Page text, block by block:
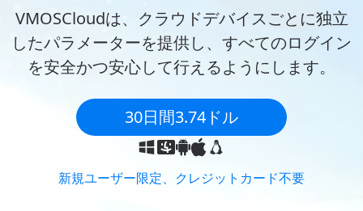
VMOSCloudは、クラウドデバイスごとに独立
したパラメーターを提供し、すべてのログイン
を安全かつ安心して行えるようにします。
30日間3.74ドル
新規ユーザー限定、クレジットカード不要